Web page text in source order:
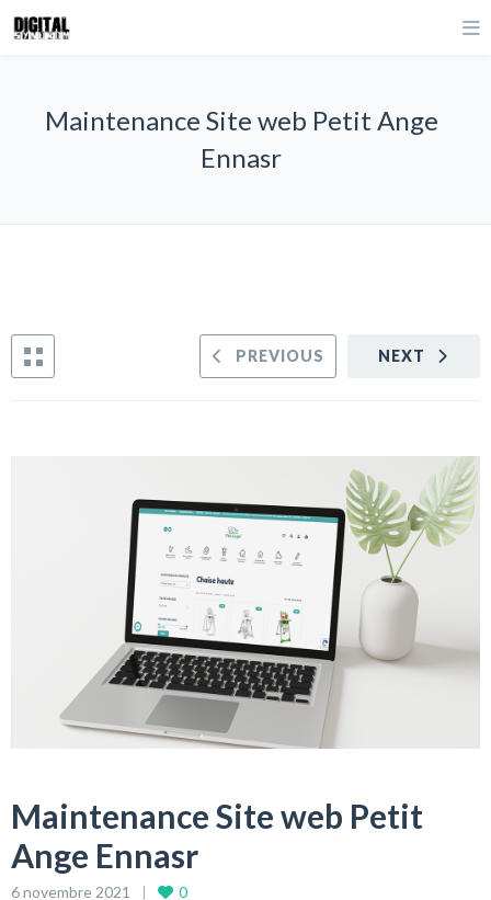
Maintenance Site web Petit Ange
Ennasr
NEXT
PREVIOUS
Maintenance Site web Petit
Ange Ennasr
6 novembre 2021 0